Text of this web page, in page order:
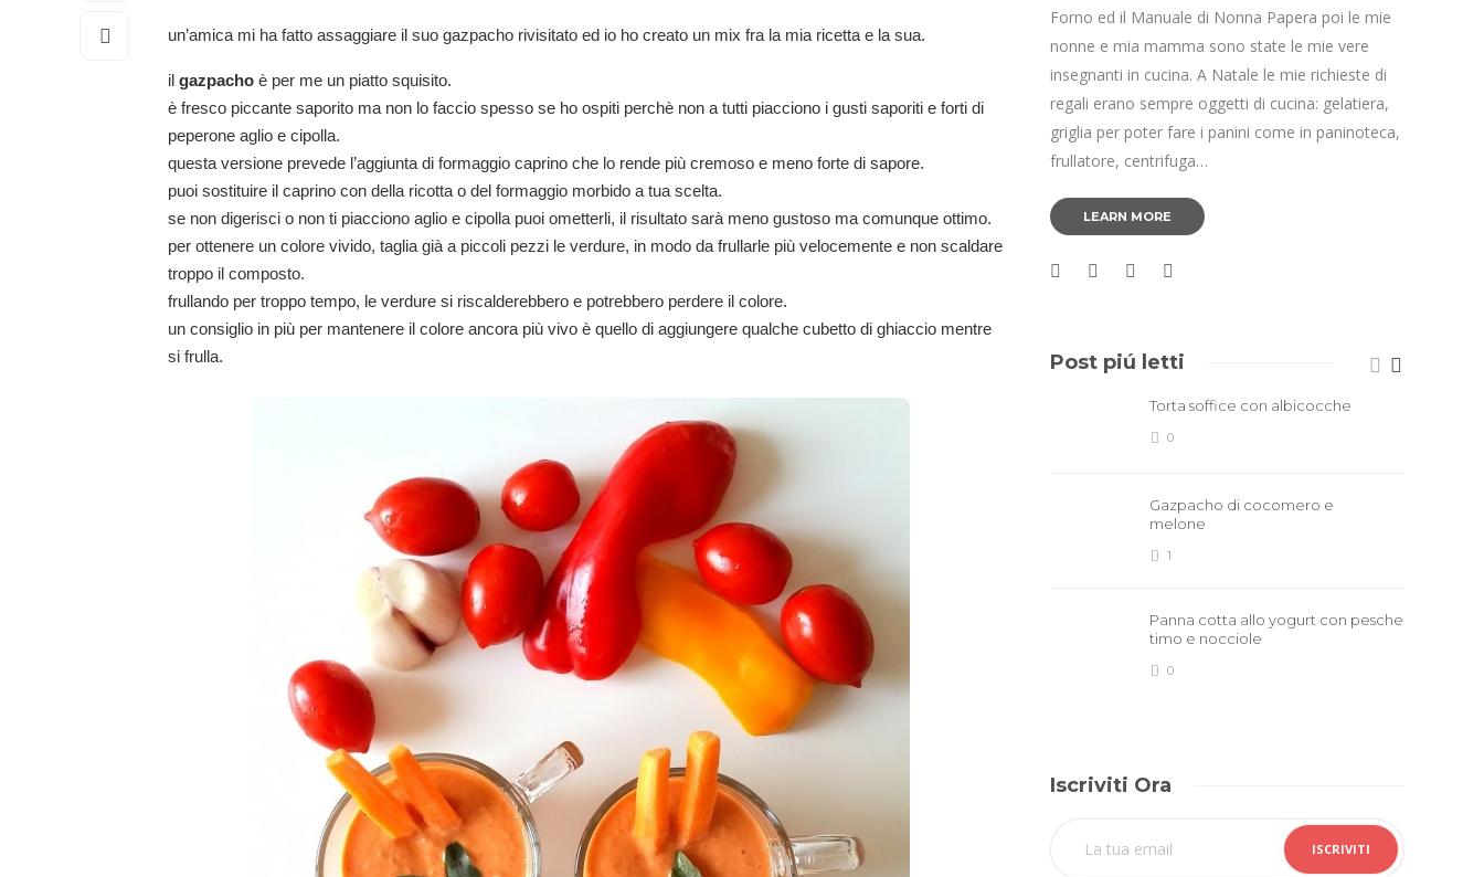
un’amica mi ha fatto assaggiare il suo gazpacho rivisitato ed io ho creato un mix fra la mia ricetta e la sua.
il gazpacho è per me un piatto squisito.
è fresco piccante saporito ma non lo faccio spesso se ho ospiti perchè non a tutti piacciono i gusti saporiti e forti di
peperone aglio e cipolla.
questa versione prevede l’aggiunta di formaggio caprino che lo rende più cremoso e meno forte di sapore.
puoi sostituire il caprino con della ricotta o del formaggio morbido a tua scelta.
se non digerisci o non ti piacciono aglio e cipolla puoi ometterli, il risultato sarà meno gustoso ma comunque ottimo.
per ottenere un colore vivido, taglia già a piccoli pezzi le verdure, in modo da frullarle più velocemente e non scaldare
troppo il composto.
frullando per troppo tempo, le verdure si riscalderebbero e potrebbero perdere il colore.
un consiglio in più per mantenere il colore ancora più vivo è quello di aggiungere qualche cubetto di ghiaccio mentre
si frulla.
Forno ed il Manuale di Nonna Papera poi le mie
nonne e mia mamma sono state le mie vere
insegnanti in cucina. A Natale le mie richieste di
regali erano sempre oggetti di cucina: gelatiera,
griglia per poter fare i panini come in paninoteca,
frullatore, centrifuga…
LEARN MORE
Post piú letti
Torta soffice con albicocche
0
Gazpacho di cocomero e
melone
1
Panna cotta allo yogurt con pesche
timo e nocciole
0
Iscriviti Ora